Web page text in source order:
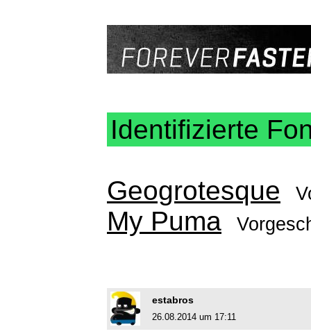
Identifizierte
Geogrotesque
My Puma
estabros
26.08.2014 um 17:11